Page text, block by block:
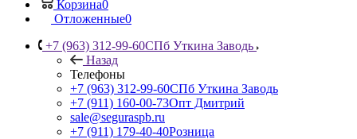
Корзина0
Отложенные0
+7 (963) 312-99-60СПб Уткина Заводь
Назад
Телефоны
+7 (963) 312-99-60СПб Уткина Заводь
+7 (911) 160-00-73Опт Дмитрий
sale@seguraspb.ru
+7 (911) 179-40-40Розница